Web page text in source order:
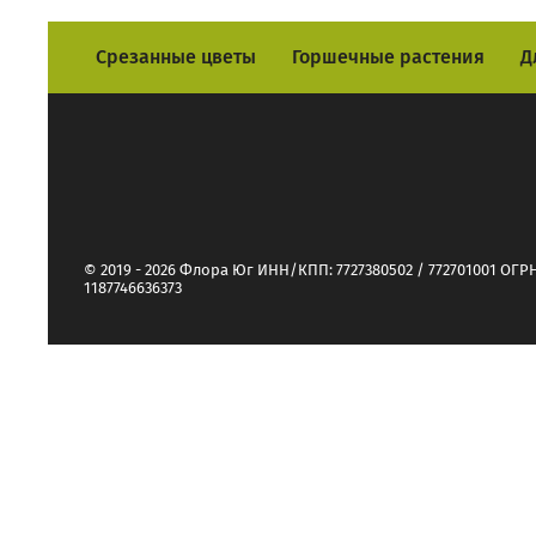
Срезанные цветы Горшечные растения
© 2019 - 2026 Флора Юг ИНН/КПП: 7727380502 / 772701001
1187746636373